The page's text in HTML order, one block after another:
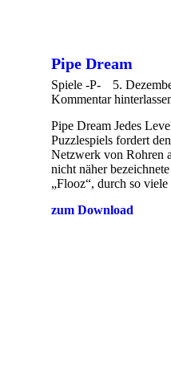
Pipe Dream
Spiele -P-
5.
Kommentar
Pipe Dream Jedes
Puzzlespiels fordert
Netzwerk von Rohren
nicht näher
„Flooz“, durch so
zum Download